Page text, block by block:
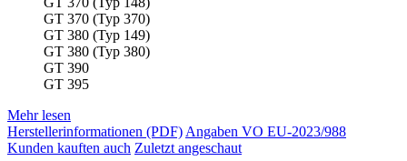
GT 370 (Typ 370)
GT 380 (Typ 149)
GT 380 (Typ 380)
GT 390
GT 395
Mehr lesen
Herstellerinformationen (PDF)Angaben VO EU-2023/988
Kunden kauften auch Zuletzt angeschaut